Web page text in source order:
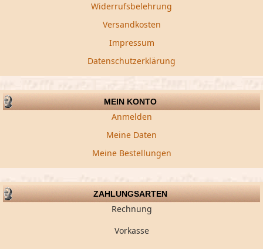
Widerrufsbelehrung
Versandkosten
Impressum
Datenschutzerklärung
MEIN KONTO
Anmelden
Meine Daten
Meine Bestellungen
ZAHLUNGSARTEN
Rechnung
Vorkasse